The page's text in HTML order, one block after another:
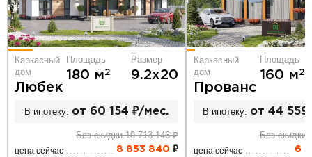
Каркасный
дом
Любек
Площадь
180 м2
Размер
9.2х20
В ипотеку: от 60 154 ₽/мес.
Без скидки 10 713 146 ₽
цена сейчас 8 853 840 ₽
Каркасный
дом
Прованс
Площадь
160 м2
В ипотеку: от 44 559
Без скидки
цена сейчас 6